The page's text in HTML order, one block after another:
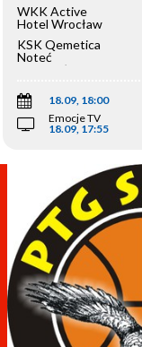
WKK Active
Hotel Wrocław
KSK Qemetica
Noteć
Inowrocław
18.09, 18:00
Emocje TV
18.09, 17:55